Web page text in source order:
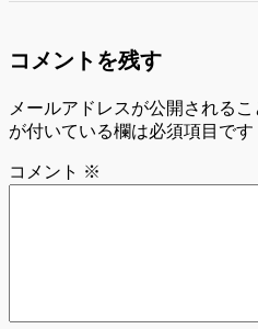
コメントを残す
メールアドレスが公開されるこ
が付いている欄は必須項目です
コメント ※